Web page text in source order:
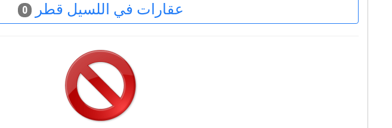
عقارات في اللسيل قطر 0